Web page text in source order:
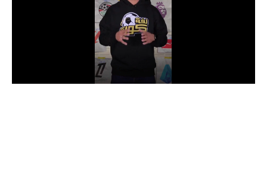
الدوري السعودي للمحترفين